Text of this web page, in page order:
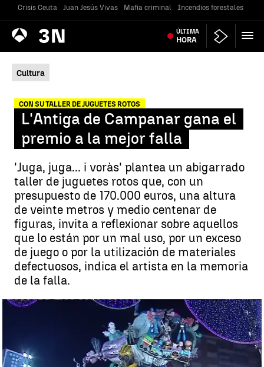
Crisis Ceuta Juan Jesús Vivas Mafia criminal Incendios forestales
Antena
3 Noticias ÚLTIMA
HORA
Cultura
CON SU TALLER DE JUGUETES ROTOS
L'Antiga de Campanar gana el
premio a la mejor falla
'Juga, juga... i voràs' plantea un abigarrado
taller de juguetes rotos que, con un
presupuesto de 170.000 euros, una altura
de veinte metros y medio centenar de
figuras, invita a reflexionar sobre aquellos
que lo están por un mal uso, por un exceso
de juego o por la utilización de materiales
defectuosos, indica el artista en la memoria
de la falla.
L'Antiga de Campanar gana el premio a la mejor falla |Antena 3
Noticias